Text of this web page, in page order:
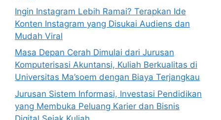
Ingin Instagram Lebih Ramai? Terapkan Ide
Konten Instagram yang Disukai Audiens dan
Mudah Viral
Masa Depan Cerah Dimulai dari Jurusan
Komputerisasi Akuntansi, Kuliah Berkualitas di
Universitas Ma’soem dengan Biaya Terjangkau
Jurusan Sistem Informasi, Investasi Pendidikan
yang Membuka Peluang Karier dan Bisnis